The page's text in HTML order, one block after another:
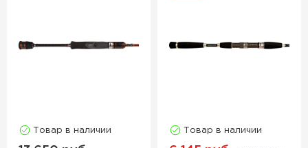
Товар в наличии Товар в наличии